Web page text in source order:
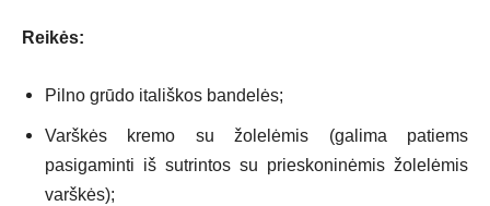
Reikės:
Pilno grūdo itališkos bandelės;
Varškės kremo su žolelėmis (galima patiems
pasigaminti iš sutrintos su prieskoninėmis žolelėmis
varškės);